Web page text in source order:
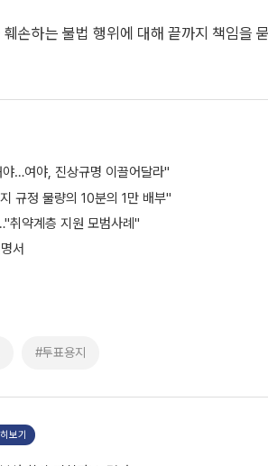
손하는 불법 행위에 대해 끝까지 책임을
…여야, 진상규명 이끌어달라"
규정 물량의 10분의 1만 배부"
취약계층 지원 모범사례"
서
#투표용지
보기